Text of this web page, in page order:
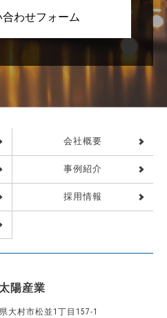
合わせフォーム
会社概要
事例紹介
採用情報
陽産業
大村市松並1丁目157-1